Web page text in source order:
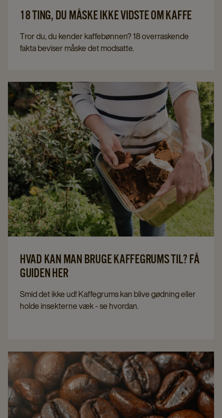
18 TING, DU MÅSKE IKKE VIDSTE OM KAFFE
Tror du, du kender kaffebønnen? 18 overraskende
fakta beviser måske det modsatte.
HVAD KAN MAN BRUGE KAFFEGRUMS TIL? FÅ
GUIDEN HER
Smid det ikke ud! Kaffegrums kan blive gødning eller
holde insekterne væk - se hvordan.